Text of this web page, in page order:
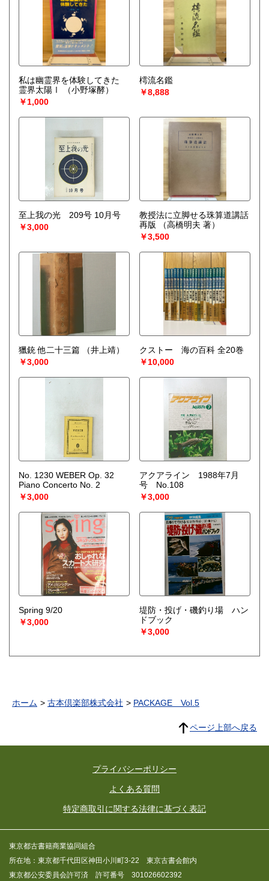
◎宅配買取◎
○30点より宅配送料無料
○梱包用ダンボールの無料送付可能
○買取金額の概算が知りたい方は、事前査定のサービスもぜひ
ご活用下さい。
宅配買取送付先
----------------------------------------
501-0224
岐阜県瑞穂市稲里197-1
古本倶楽部 宅配買取受付係
058-322-2366
----------------------------------------
取り扱い分野
オールジャンル、戦前紙モノ、古典籍
私は幽霊界を体験してきた
霊界太陽Ⅰ
（小野塚酵）
￥1,000
樗流名鑑
￥8,888
至上我の光 209号 10月号
￥3,000
教授法に立脚せる珠算道講話
再版
（高橋明夫 著）
￥3,500
獵銃 他二十三篇
（井上靖）
￥3,000
クストー 海の百科 全20巻
￥10,000
No. 1230 WEBER Op. 32
Piano Concerto No. 2
￥3,000
アクアライン 1988年7月
号 No.108
￥3,000
Spring 9/20
￥3,000
堤防・投げ・磯釣り場 ハン
ドブック
￥3,000
ホーム 古本倶楽部株式会社 PACKAGE Vol.5
ページ上部へ戻る
プライバシーポリシー
よくある質問
特定商取引に関する法律に基づく表記
東京都古書籍商業協同組合
所在地：東京都千代田区神田小川町3-22 東京古書会館内
東京都公安委員会許可済 許可番号 301026602392